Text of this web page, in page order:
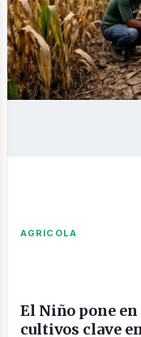
AGRICOLA
El Niño pone
cultivos clave